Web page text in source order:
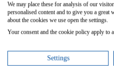
Germany (Headquarter)
USU GmbH
71696 Möglingen
+49 7141 4867-0
We may place these for analysis of our
personalised content and to give you a
about the cookies we use open the settings.
Your consent and the cookie policy apply
Settings